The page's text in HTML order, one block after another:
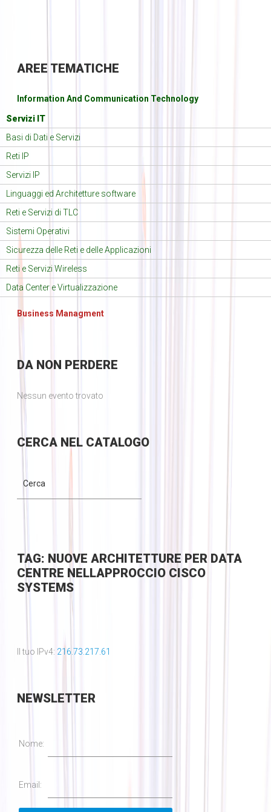
AREE TEMATICHE
Information And Communication Technology
Servizi IT
Basi di Dati e Servizi
Reti IP
Servizi IP
Linguaggi ed Architetture software
Reti e Servizi di TLC
Sistemi Operativi
Sicurezza delle Reti e delle Applicazioni
Reti e Servizi Wireless
Data Center e Virtualizzazione
Business Managment
DANON PERDERE
Nessun evento trovato
CERCANEL CATALOGO
TAG: NUOVE ARCHITETTURE PER DATA
CENTRE NELLAPPROCCIO CISCO
SYSTEMS
Il tuo IPv4: 216.73.217.61
NEWSLETTER
Nome:
Email: